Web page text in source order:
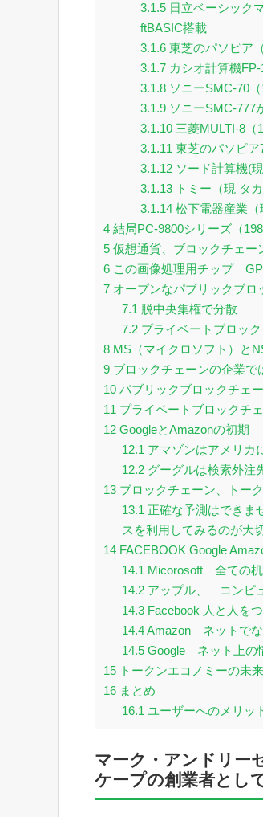
3.1.5日立ベーシック
ftBASIC搭載
3.1.6東芝のパソピア（
3.1.7カシオ計算機FP-
3.1.8ソニーSMC-70（
3.1.9ソニーSMC-777
3.1.10三菱MULTI-8（
3.1.11 東芝のパソピア
3.1.12ソード計算機(現
3.1.13トミー（現 タカ
3.1.14松下電器産業（
4 結局PC-9800シリーズ（
5 仮想通貨、ブロックチェー
6 この画像処理用チップ
7 オープンなパブリックブ
7.1 脱中央集権で分散
7.2プライベートブロッ
8 MS（マイクロソフト）と
9 ブロックチェーンの企業で
10 パブリックブロックチェ
11 プライベートブロックチ
12 GoogleとAmazonの初期
12.1 アマゾンはアメリカ
12.2グーグルは検索外注
13 ブロックチェーン、トー
13.1 正確な予測はできま
スを利用してみるのが大
14 FACEBOOK Google
14.1 Micorosoft 全ての
14.2アップル、 コンピ
14.3Facebook 人と人を
14.4Amazon ネットでな
14.5Google ネット上の
15 トークンエコノミーの未
16 まとめ
16.1 ユーザーへのメリッ
マーク・アンドリー
ケープの創業者とし